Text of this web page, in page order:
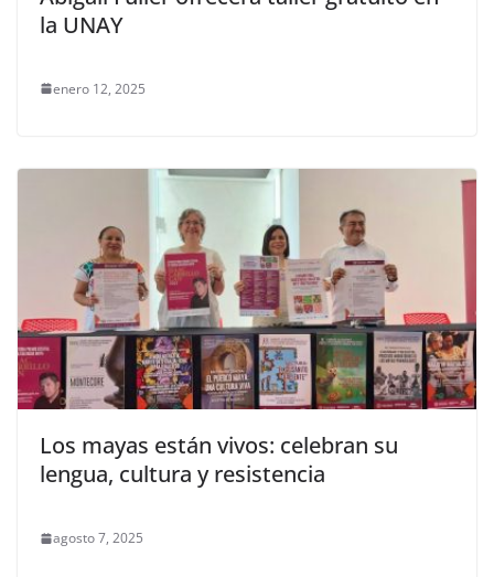
la UNAY
enero 12, 2025
Los mayas están vivos: celebran su
lengua, cultura y resistencia
agosto 7, 2025